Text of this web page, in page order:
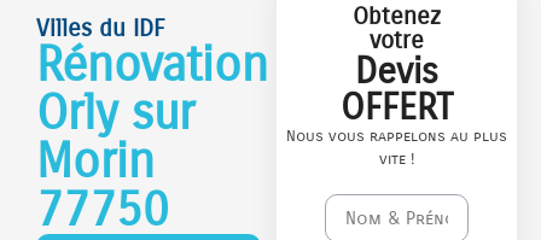
Villes du IDF
Rénovation
Orly sur
Morin
77750
Obtenez
votre
Devis
OFFERT
Nous vous rappelons au plus
vite !